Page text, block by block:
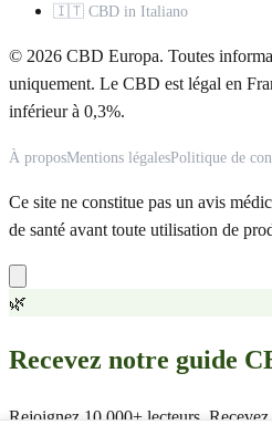
🇮🇹 CBD in Italiano
© 2026 CBD Europa. Toutes
uniquement. Le CBD est légal en
inférieur à 0,3%.
À proposMentions légalesPolitique de
Ce site ne constitue pas un avis
de santé avant toute utilisation de
🌿
Recevez notre guide
Rejoignez 10 000+ lecteurs.